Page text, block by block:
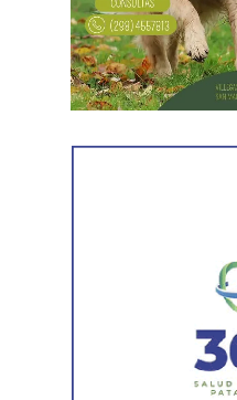
servicios
empresarial.También
Luego llegaron los datos
habilitación comercial
La Agencia de
más piezas. Según la
registrado como socio,
distintas firmas. A esa